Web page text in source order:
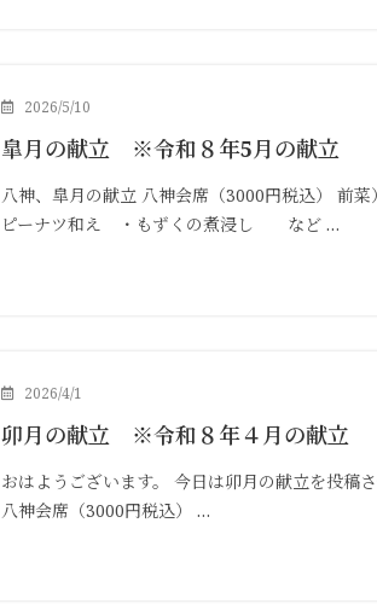
2026/5/10
皐月の献立 ※令和８年5月の献立
八神、皐月の献立 八神会席（3000円税込）
ピーナツ和え ・もずくの煮浸し など …
2026/4/1
卯月の献立 ※令和８年４月の献立
おはようございます。 今日は卯月の献立を投稿
八神会席（3000円税込） …